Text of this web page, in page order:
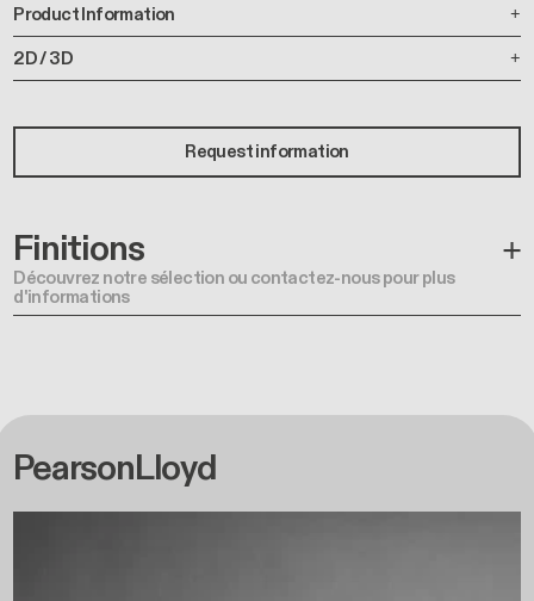
Product Information
2D / 3D
Request information
Finitions
Découvrez notre sélection ou contactez-nous pour plus
d'informations
PearsonLloyd